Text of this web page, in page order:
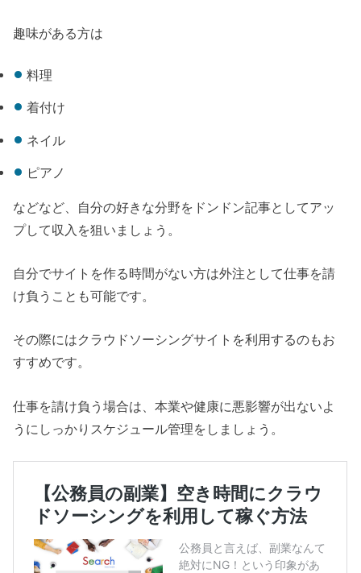
趣味がある方は
料理
着付け
ネイル
ピアノ
などなど、自分の好きな分野をドンドン記事としてアッ
プして収入を狙いましょう。
自分でサイトを作る時間がない方は外注として仕事を請
け負うことも可能です。
その際にはクラウドソーシングサイトを利用するのもお
すすめです。
仕事を請け負う場合は、本業や健康に悪影響が出ないよ
うにしっかりスケジュール管理をしましょう。